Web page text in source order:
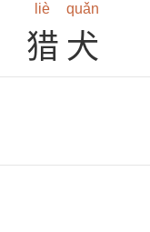
liè quǎn
猎犬